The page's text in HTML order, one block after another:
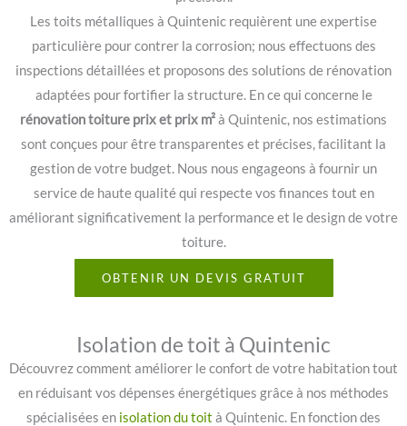
Les toits métalliques à Quintenic requièrent une expertise
particulière pour contrer la corrosion; nous effectuons des
inspections détaillées et proposons des solutions de rénovation
adaptées pour fortifier la structure. En ce qui concerne le
rénovation toiture prix et prix m²à Quintenic, nos estimations
sont conçues pour être transparentes et précises, facilitant la
gestion de votre budget. Nous nous engageons à fournir un
service de haute qualité qui respecte vos finances tout en
améliorant significativement la performance et le design de votre
toiture.
OBTENIR UN DEVIS GRATUIT
Isolation de toit à Quintenic
Découvrez comment améliorer le confort de votre habitation tout
en réduisant vos dépenses énergétiques grâce à nos méthodes
spécialisées en isolation du toit à Quintenic. En fonction des